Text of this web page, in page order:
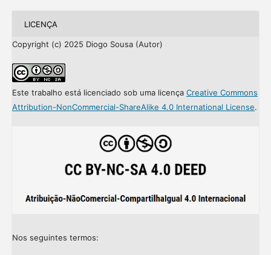
LICENÇA
Copyright (c) 2025 Diogo Sousa (Autor)
Este trabalho está licenciado sob uma licença Creative Commons
Attribution-NonCommercial-ShareAlike 4.0 International License.
Nos seguintes termos: